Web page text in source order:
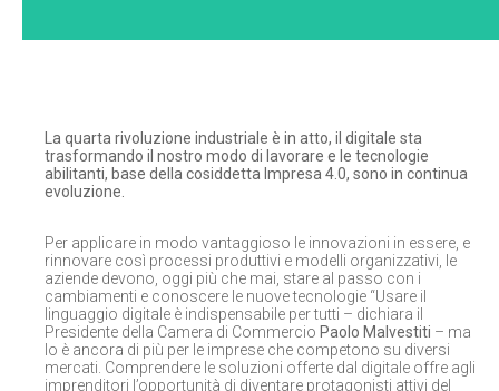
La quarta rivoluzione industriale è in atto, il digitale sta
trasformando il nostro modo di lavorare e le tecnologie
abilitanti, base della cosiddetta Impresa 4.0, sono in continua
evoluzione.
Per applicare in modo vantaggioso le innovazioni in essere, e
rinnovare così processi produttivi e modelli organizzativi, le
aziende devono, oggi più che mai, stare al passo con i
cambiamenti e conoscere le nuove tecnologie “Usare il
linguaggio digitale è indispensabile per tutti – dichiara il
Presidente della Camera di Commercio Paolo Malvestiti – ma
lo è ancora di più per le imprese che competono su diversi
mercati. Comprendere le soluzioni offerte dal digitale offre agli
imprenditori l’opportunità di diventare protagonisti attivi del